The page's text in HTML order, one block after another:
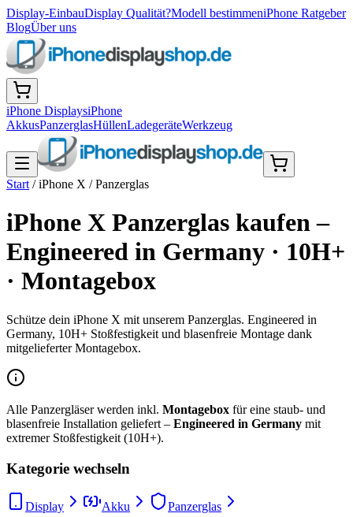
Display-EinbauDisplay Qualität?Modell bestimmeniPhone Ratgeber
BlogÜber uns
iPhone DisplaysiPhone
AkkusPanzerglasHüllenLadegeräteWerkzeug
Start /iPhone X /Panzerglas
iPhone X Panzerglas kaufen –
Engineered in Germany · 10H+
· Montagebox
Schütze dein iPhone X mit unserem Panzerglas. Engineered in
Germany, 10H+ Stoßfestigkeit und blasenfreie Montage dank
mitgelieferter Montagebox.
Alle Panzergläser werden inkl. Montagebox für eine staub- und
blasenfreie Installation geliefert – Engineered in Germany mit
extremer Stoßfestigkeit (10H+).
Kategorie wechseln
Display Akku Panzerglas